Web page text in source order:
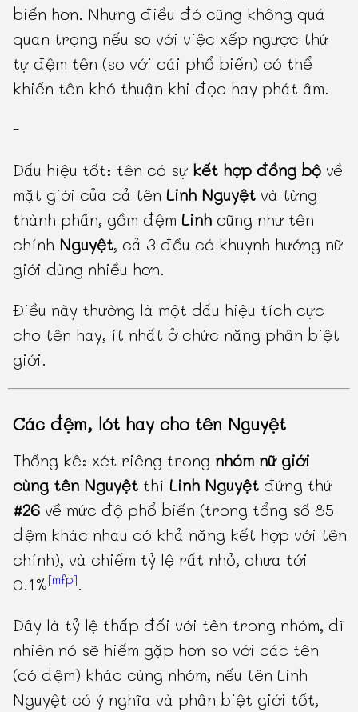
biến hơn. Nhưng điều đó cũng không quá
quan trọng nếu so với việc xếp ngược thứ
tự đệm tên (so với cái phổ biến) có thể
khiến tên khó thuận khi đọc hay phát âm.
-
Dấu hiệu tốt: tên có sự kết hợp đồng bộ về
mặt giới của cả tênLinh Nguyệt và từng
thành phần, gồm đệmLinh cũng như tên
chính Nguyệt, cả 3 đều có khuynh hướng nữ
giới dùng nhiều hơn.
Điều này thường là một dấu hiệu tích cực
cho tên hay, ít nhất ở chức năng phân biệt
giới.
Các đệm, lót hay cho tên Nguyệt
Thống kê: xét riêng trong nhóm nữ giới
cùng tên Nguyệt thìLinh Nguyệt đứng thứ
#26 về mức độ phổ biến (trong tổng số 85
đệm khác nhau có khả năng kết hợp với tên
chính), và chiếm tỷ lệ rất nhỏ, chưa tới
0.1%[mfp].
Đây là tỷ lệ thấp đối với tên trong nhóm, dĩ
nhiên nó sẽ hiếm gặp hơn so với các tên
(có đệm) khác cùng nhóm, nếu tên Linh
Nguyệt có ý nghĩa và phân biệt giới tốt,